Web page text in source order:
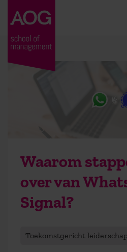
Waarom
over van
Signal?
Toekomstgericht leiderschap